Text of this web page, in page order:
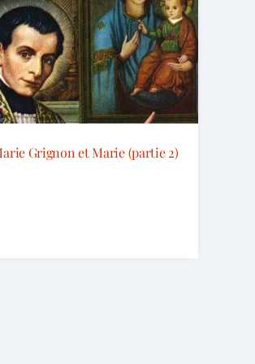
Grignon et Marie (partie 2)